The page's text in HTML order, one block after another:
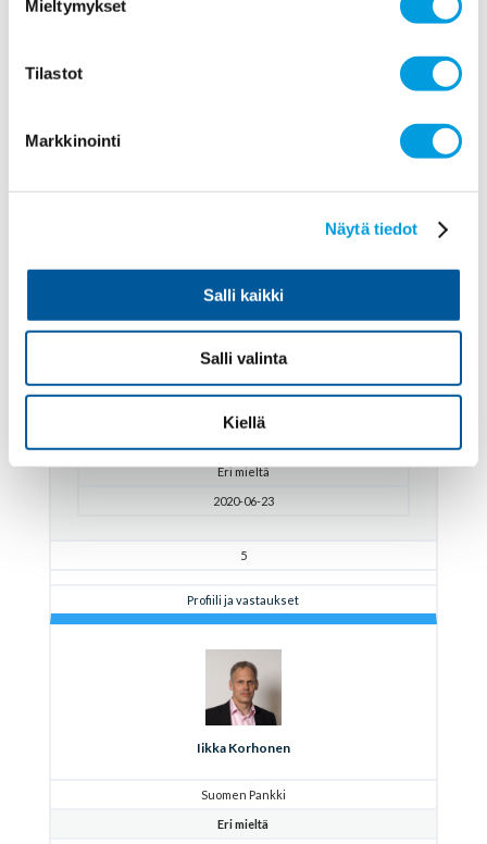
Mieltymykset
Tilastot
Markkinointi
Näytä tiedot
Salli kaikki
Salli valinta
Kiellä
Epävarma
Eri mieltä
2020-06-23
5
Profiili ja vastaukset
Iikka Korhonen
Suomen Pankki
Eri mieltä